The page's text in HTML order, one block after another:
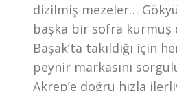
dizilmiş mezeler…
başka bir sofra kurmuş
Başak’ta takıldığı için
peynir markasını
Akrep’e doğru hızla